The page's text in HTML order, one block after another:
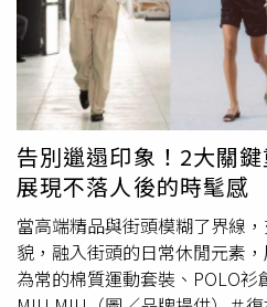
女，還能選擇豐富圖樣及色系的
款」，兩款單品都將於4月陸
單品，只要590元即可輕鬆入
設計的「SWEAT T短袖大學T
街頭穿搭達人常著用的熱門單
簡約穿搭的型男不可錯過的item
搭的日本女生們喜愛，Oversize
營造纖細的修長比例，下身隨便
出率性甜美的百變魅力，不管
不同單品搭配出適合各種場合
不論想單穿，或內搭T恤營造多
告別邋遢印象！2大關鍵
展現不落人後的時髦感
當高端精品與街頭模糊了界線
貌，融入街頭的日常休閒元素
為常的棉質運動套裝、POLO衫